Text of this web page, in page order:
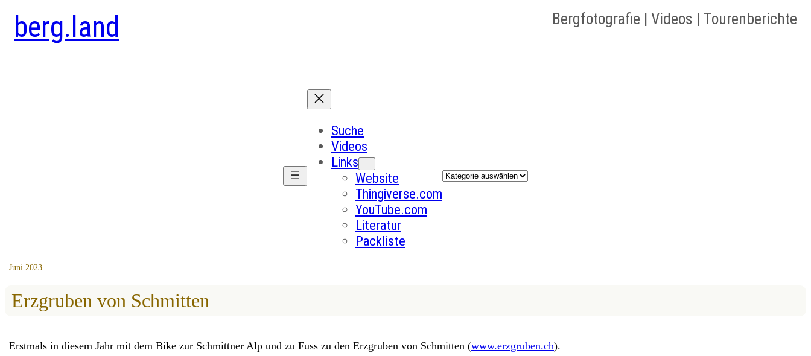
berg.land Bergfotografie | Videos | Tourenberichte
Suche
Videos
Links
Website
Thingiverse.com
YouTube.com
Literatur
Packliste
Kategorien
Juni 2023
Erzgruben von Schmitten
Erstmals in diesem Jahr mit dem Bike zur Schmittner Alp und zu Fuss zu den Erzgruben von Schmitten (www.erzgruben.ch).